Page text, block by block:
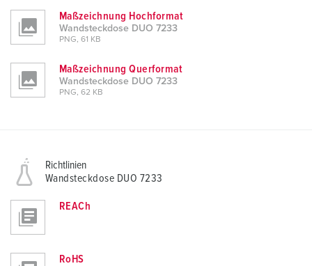
Maßzeichnung Hochformat
Wandsteckdose DUO 7233
PNG, 61 KB
Maßzeichnung Querformat
Wandsteckdose DUO 7233
PNG, 62 KB
Richtlinien
Wandsteckdose DUO 7233
REACh
RoHS